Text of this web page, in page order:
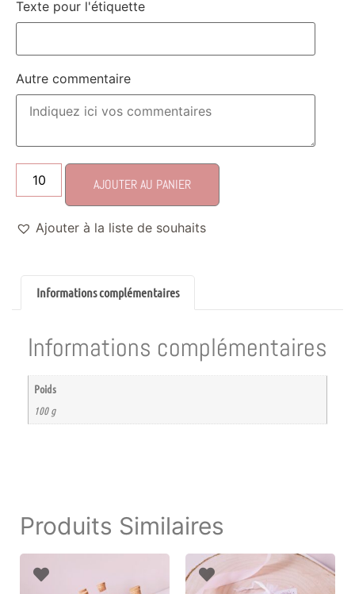
Texte pour l'étiquette
Autre commentaire
AJOUTER AU PANIER
Ajouter à la liste de souhaits
Informations complémentaires
Informations complémentaires
Poids
100 g
Produits Similaires